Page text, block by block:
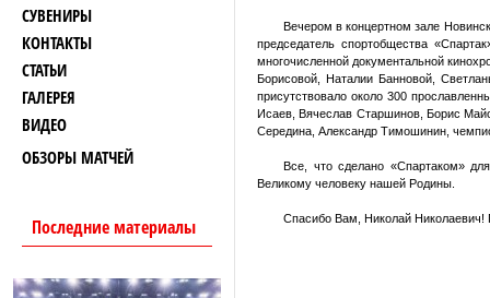
СУВЕНИРЫ
КОНТАКТЫ
СТАТЬИ
ГАЛЕРЕЯ
ВИДЕО
ОБЗОРЫ МАТЧЕЙ
Последние материалы
Вечером в концертном зале
председатель спортобщества
многочисленной документальной
Борисовой, Наталии Банновой,
присутствовало около 300
Исаев, Вячеслав Старшинов, Борис
Середина, Александр Тимошинин,
Все, что сделано «Спартаком»
Великому человеку нашей Родины.
Спасибо Вам, Николай